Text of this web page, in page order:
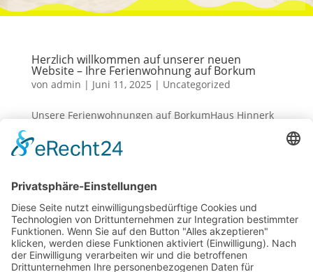
Herzlich willkommen auf unserer neuen
Website – Ihre Ferienwohnung auf Borkum
von admin | Juni 11, 2025 | Uncategorized
Unsere Ferienwohnungen auf BorkumHaus Hinnerk
BorkumHaus Hinnerk & Haus Andrea Unsere
Andrea Unsere Ferienwohnungen auf BorkumHaus
Hinnerk & Haus Andrea Unsere...
Schmidt Vermietung GbR
Gertrud Schmidt